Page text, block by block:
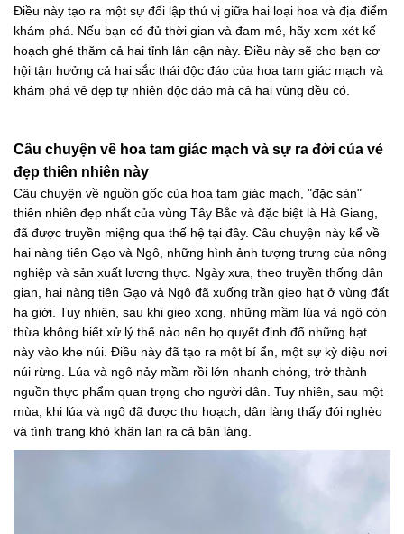
Điều này tạo ra một sự đối lập thú vị giữa hai loại hoa và địa điểm
khám phá. Nếu bạn có đủ thời gian và đam mê, hãy xem xét kế
hoạch ghé thăm cả hai tỉnh lân cận này. Điều này sẽ cho bạn cơ
hội tận hưởng cả hai sắc thái độc đáo của hoa tam giác mạch và
khám phá vẻ đẹp tự nhiên độc đáo mà cả hai vùng đều có.
Câu chuyện về hoa tam giác mạch và sự ra đời của vẻ
đẹp thiên nhiên này
Câu chuyện về nguồn gốc của hoa tam giác mạch, "đặc sản"
thiên nhiên đẹp nhất của vùng Tây Bắc và đặc biệt là Hà Giang,
đã được truyền miệng qua thế hệ tại đây. Câu chuyện này kể về
hai nàng tiên Gạo và Ngô, những hình ảnh tượng trưng của nông
nghiệp và sản xuất lương thực. Ngày xưa, theo truyền thống dân
gian, hai nàng tiên Gạo và Ngô đã xuống trần gieo hạt ở vùng đất
hạ giới. Tuy nhiên, sau khi gieo xong, những mầm lúa và ngô còn
thừa không biết xử lý thế nào nên họ quyết định đổ những hạt
này vào khe núi. Điều này đã tạo ra một bí ẩn, một sự kỳ diệu nơi
núi rừng. Lúa và ngô nảy mầm rồi lớn nhanh chóng, trở thành
nguồn thực phẩm quan trọng cho người dân. Tuy nhiên, sau một
mùa, khi lúa và ngô đã được thu hoạch, dân làng thấy đói nghèo
và tình trạng khó khăn lan ra cả bản làng.